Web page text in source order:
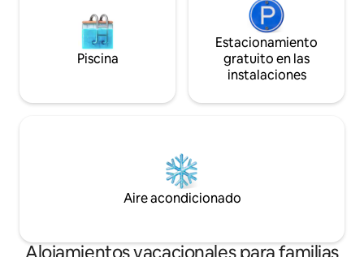
Piscina
Estacionamiento
gratuito en las
instalaciones
Aire acondicionado